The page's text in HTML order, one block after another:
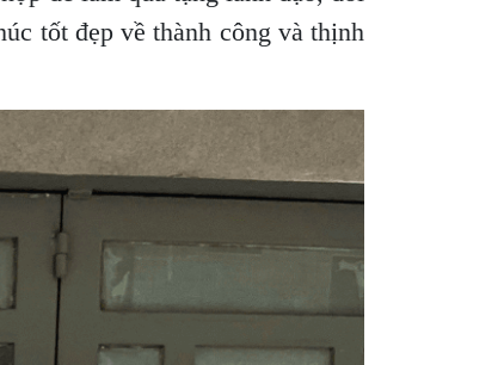
tốt đẹp về thành công và thịnh